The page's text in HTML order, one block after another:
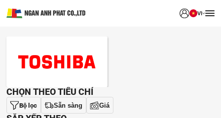
VI
CHỌN THEO TIÊU CHÍ
Bộ lọc Sẵn sàng Giá